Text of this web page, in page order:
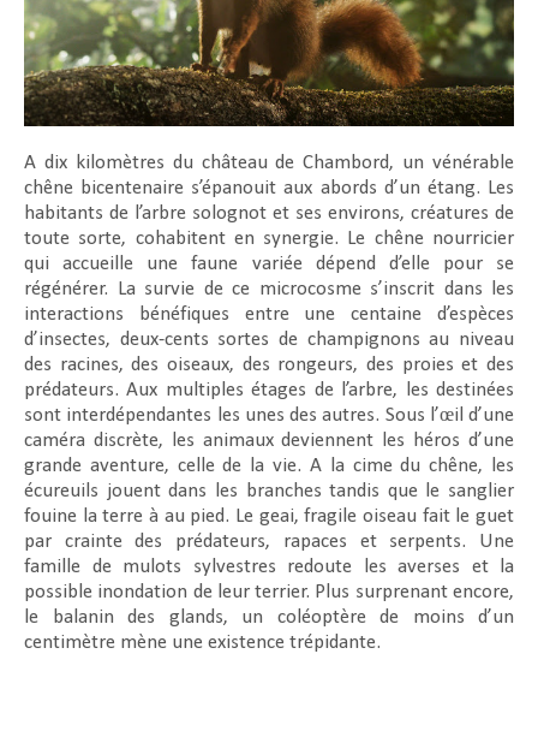
A dix kilomètres du château de Chambord, un vénérable
chêne bicentenaire s’épanouit aux abords d’un étang. Les
habitants de l’arbre solognot et ses environs, créatures de
toute sorte, cohabitent en synergie. Le chêne nourricier
qui accueille une faune variée dépend d’elle pour se
régénérer. La survie de ce microcosme s’inscrit dans les
interactions bénéfiques entre une centaine d’espèces
d’insectes, deux-cents sortes de champignons au niveau
des racines, des oiseaux, des rongeurs, des proies et des
prédateurs. Aux multiples étages de l’arbre, les destinées
sont interdépendantes les unes des autres. Sous l’œil d’une
caméra discrète, les animaux deviennent les héros d’une
grande aventure, celle de la vie. A la cime du chêne, les
écureuils jouent dans les branches tandis que le sanglier
fouine la terre à au pied. Le geai, fragile oiseau fait le guet
par crainte des prédateurs, rapaces et serpents. Une
famille de mulots sylvestres redoute les averses et la
possible inondation de leur terrier. Plus surprenant encore,
le balanin des glands, un coléoptère de moins d’un
centimètre mène une existence trépidante.